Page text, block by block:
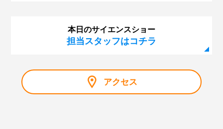
本日のサイエンスショー
担当スタッフはコチラ
アクセス